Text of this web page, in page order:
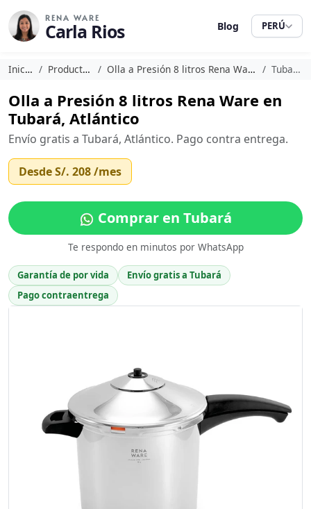
RENA WARE
Carla Rios Blog PERÚ
Inicio Productos Olla a Presión 8 litros Rena Ware Tubará
Olla a Presión 8 litros Rena Ware en
Tubará, Atlántico
Envío gratis a Tubará, Atlántico. Pago contra entrega.
DesdeS/. 208/mes
Comprar en Tubará
Te respondo en minutos por WhatsApp
Garantía de por vida
Envío gratis a Tubará
Pago contraentrega